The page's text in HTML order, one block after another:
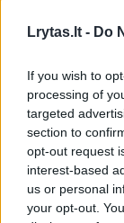
Lrytas.lt - Do
If you wish to
processing of
targeted
section to
opt-out request
interest-based
us or personal
your opt-out.